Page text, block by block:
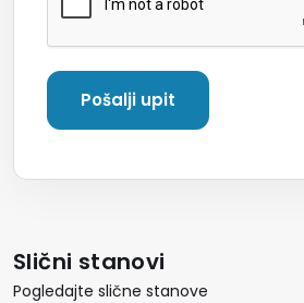
Slični stanovi
Pogledajte slične stanove